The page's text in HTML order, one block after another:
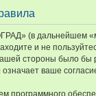
(в дальнейшем
и не
стороны было
ваше
программного